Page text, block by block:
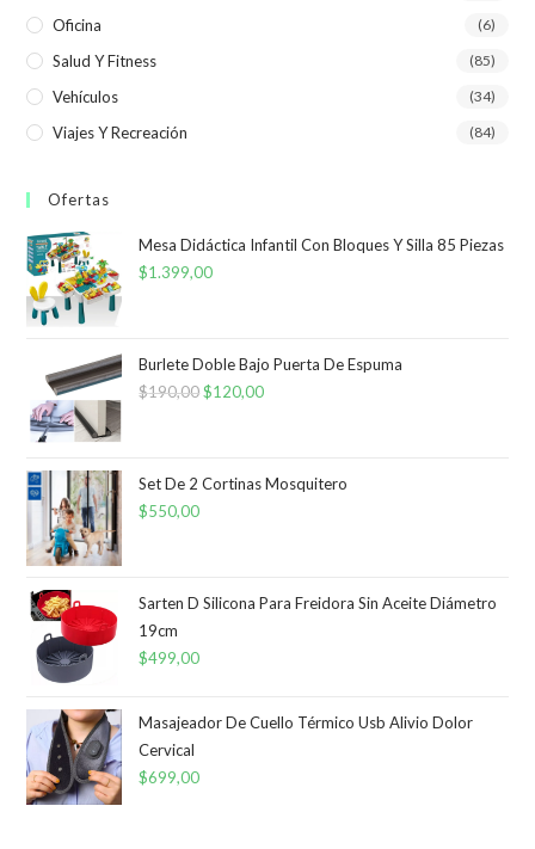
Oficina (6)
Salud Y Fitness (85)
Vehículos (34)
Viajes Y Recreación (84)
Ofertas
Mesa Didáctica Infantil Con Bloques Y Silla 85 Piezas
$1.399,00
Burlete Doble Bajo Puerta De Espuma
$190,00El
era:
$120,00El
es:
Set De 2 Cortinas Mosquitero
$550,00
Sarten D Silicona Para Freidora Sin Aceite Diámetro
19cm
$499,00
Masajeador De Cuello Térmico Usb Alivio Dolor
Cervical
$699,00